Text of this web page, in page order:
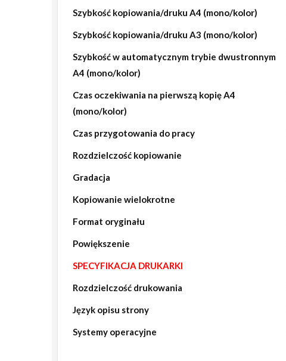
Szybkość kopiowania/druku A4 (mono/kolor)
Szybkość kopiowania/druku A3 (mono/kolor)
Szybkość w automatycznym trybie dwustronnym
A4 (mono/kolor)
Czas oczekiwania na pierwszą kopię A4
(mono/kolor)
Czas przygotowania do pracy
Rozdzielczość kopiowanie
Gradacja
Kopiowanie wielokrotne
Format oryginału
Powiększenie
SPECYFIKACJA DRUKARKI
Rozdzielczość drukowania
Język opisu strony
Systemy operacyjne